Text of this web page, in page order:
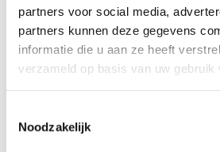
partners voor social media,
partners kunnen deze gegevens
informatie die u aan ze heeft
verzameld op basis van uw gebruik
Noodzakelijk
Een gezin met kinderen in dezelfde
met oudere kinderen of een stel in
of opa/oma-rol is allemaal mogelijk.
warm hart en een liefdevolle plek.